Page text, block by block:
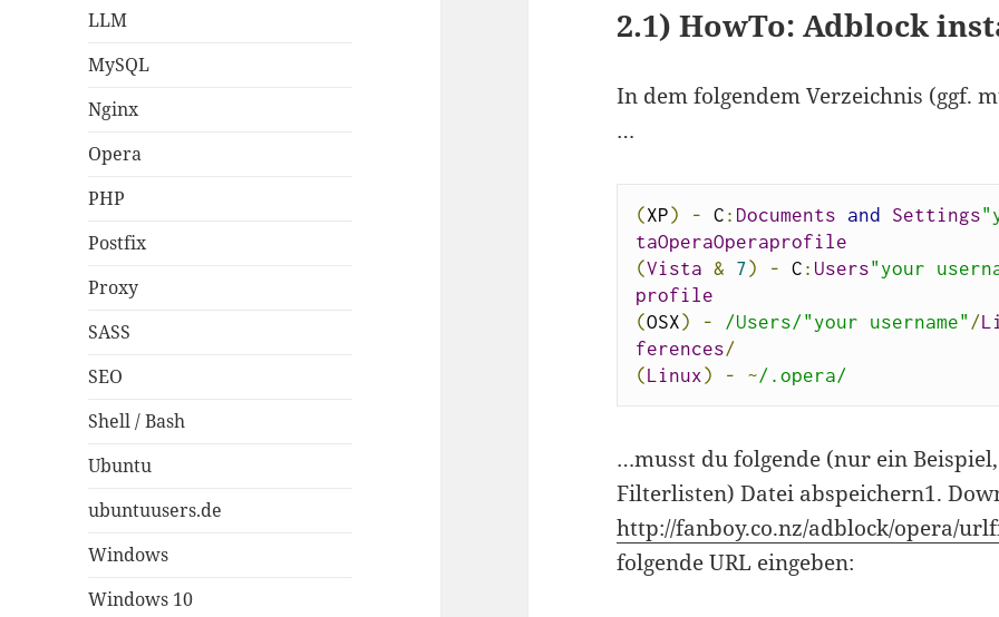
LLM
MySQL
Nginx
Opera
PHP
Postfix
Proxy
SASS
SEO
Shell / Bash
Ubuntu
ubuntuusers.de
Windows
Windows 10
2.1)HowTo: Adblock
In dem folgendem Verzeichnis (ggf.
…
(XP) - C : Documents and Settings
taOperaOperaprofile
(Vista & 7) - C : Users"your
profile
(OSX) - /Users/"your username" /
ferences/
(Linux) - ~/.opera/
…musst du folgende (nur ein
Filterlisten) Datei abspeichern1.
http://fanboy.co.nz/adblock/opera/
folgende URL eingeben: